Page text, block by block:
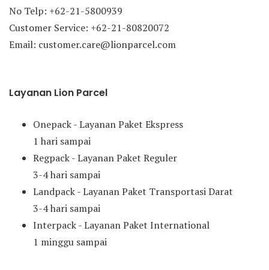
No Telp: +62-21-5800939
Customer Service: +62-21-80820072
Email: customer.care@lionparcel.com
Layanan Lion Parcel
Onepack - Layanan Paket Ekspress
1 hari sampai
Regpack - Layanan Paket Reguler
3-4 hari sampai
Landpack - Layanan Paket Transportasi Darat
3-4 hari sampai
Interpack - Layanan Paket International
1 minggu sampai